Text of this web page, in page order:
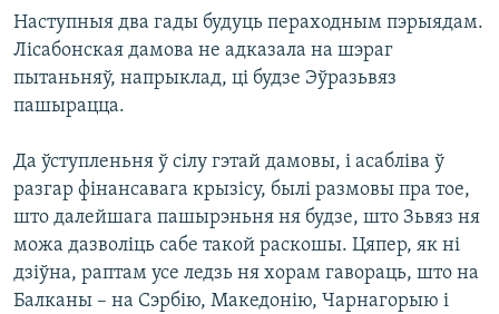
Наступныя два гады будуць пераходным пэрыядам.
Лісабонская дамова не адказала на шэраг
пытаньняў, напрыклад, ці будзе Эўразьвяз
пашырацца.
Да ўступленьня ў сілу гэтай дамовы, і асабліва ў
разгар фінансавага крызісу, былі размовы пра тое,
што далейшага пашырэньня ня будзе, што Зьвяз ня
можа дазволіць сабе такой раскошы. Цяпер, як ні
дзіўна, раптам усе ледзь ня хорам гавораць, што на
Балканы – на Сэрбію, Македонію, Чарнагорыю і